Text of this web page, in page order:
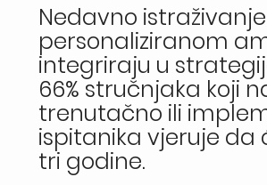
Nedavno
personaliziranom
integriraju u
66% stručnjaka koji
trenutačno ili
ispitanika vjeruje da
tri godine.